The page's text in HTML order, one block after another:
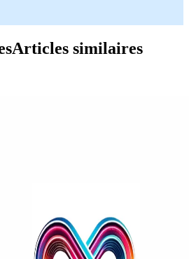
Articles similaires